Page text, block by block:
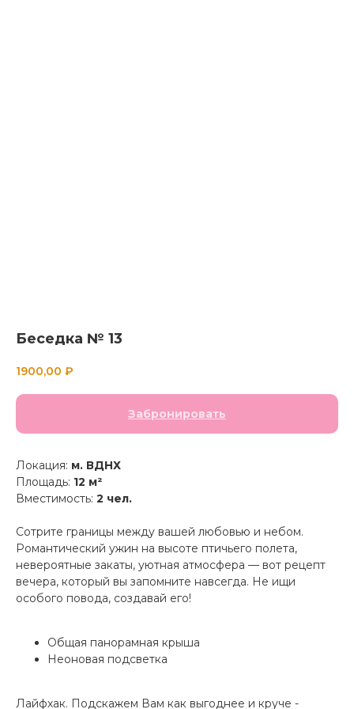
Беседка № 13
1900,00 ₽
Забронировать
Локация: м. ВДНХ
Площадь: 12 м²
Вместимость: 2 чел.
Сотрите границы между вашей любовью и небом.
Романтический ужин на высоте птичьего полета,
невероятные закаты, уютная атмосфера — вот рецепт
вечера, который вы запомните навсегда. Не ищи
особого повода, создавай его!
Общая панорамная крыша
Неоновая подсветка
Лайфхак. Подскажем Вам как выгоднее и круче -